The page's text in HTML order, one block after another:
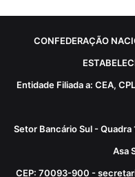
CONFEDERAÇÃO
Entidade Filiada a: CEA,
Setor Bancário Sul - Quadra
Asa
CEP: 70093-900 -